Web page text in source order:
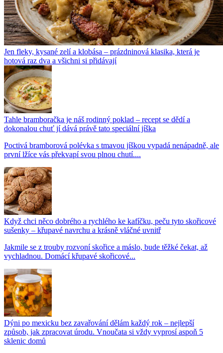
Jen fleky, kysané zelí a klobása – prázdninová klasika, která je
hotová raz dva a všichni si přidávají
Tahle bramboračka je náš rodinný poklad – recept se dědí a
dokonalou chuť jí dává právě tato speciální jíška
Poctivá bramborová polévka s tmavou jíškou vypadá nenápadně, ale
první lžíce vás překvapí svou plnou chutí....
Když chci něco dobrého a rychlého ke kafíčku, peču tyto skořicové
sušenky – křupavé navrchu a krásně vláčné uvnitř
Jakmile se z trouby rozvoní skořice a máslo, bude těžké čekat, až
vychladnou. Domácí křupavé skořicové...
Dýni po mexicku bez zavařování dělám každý rok – nejlepší
způsob, jak zpracovat úrodu. Vnoučata si vždy vyprosí aspoň 5
sklenic domů